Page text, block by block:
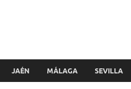
JAÉN MÁLAGA SEVILLA